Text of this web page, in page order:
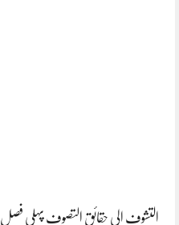
التشوف الی حقائق التصوف پہلی فصل